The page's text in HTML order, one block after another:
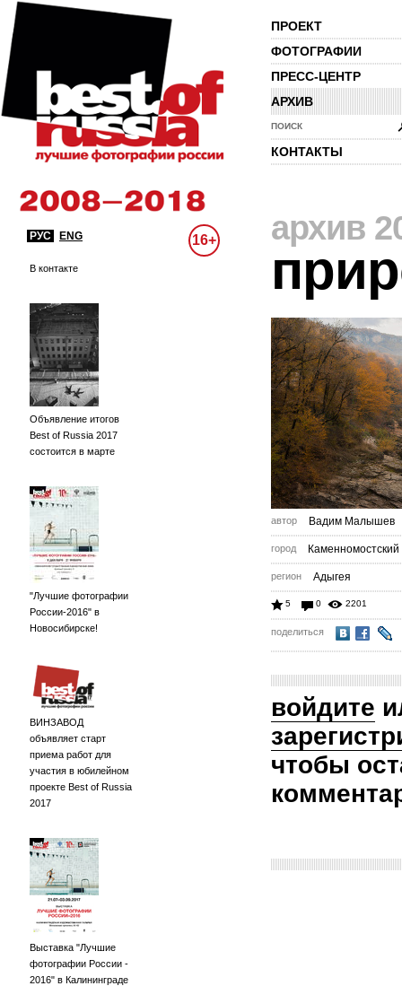
ПРОЕКТ
ФОТОГРАФИИ
ПРЕСС-ЦЕНТР
АРХИВ
ПОИСК
КОНТАКТЫ
РУС ENG 16+
В контакте
Объявление итогов
Best of Russia 2017
состоится в марте
"Лучшие фотографии
России-2016" в
Новосибирске!
ВИНЗАВОД
объявляет старт
приема работ для
участия в юбилейном
проекте Best of Russia
2017
Выставка "Лучшие
фотографии России -
2016" в Калининграде
архив
автор Вадим Малышев
город Каменномостский
регион Адыгея
5 0 2201
поделиться
войдите
чтобы